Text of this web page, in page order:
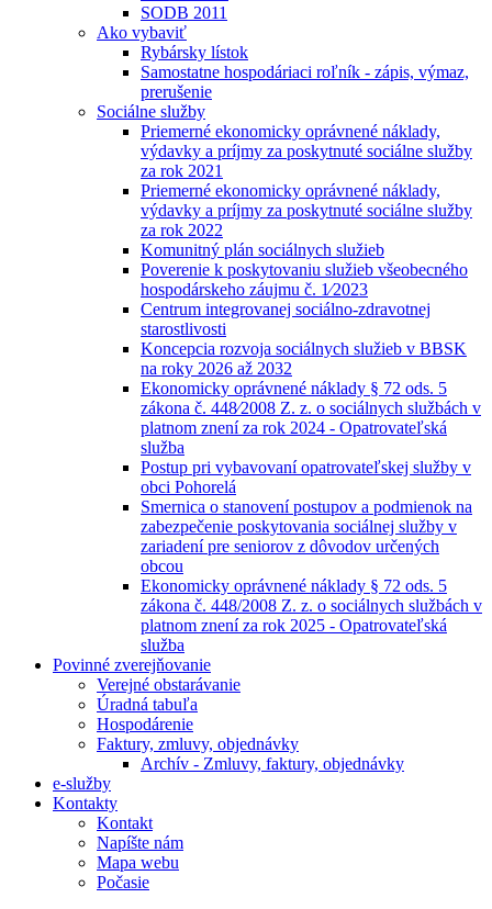
SODB 2011
Ako vybaviť
Rybársky lístok
Samostatne hospodáriaci roľník - zápis, výmaz,
prerušenie
Sociálne služby
Priemerné ekonomicky oprávnené náklady,
výdavky a príjmy za poskytnuté sociálne služby
za rok 2021
Priemerné ekonomicky oprávnené náklady,
výdavky a príjmy za poskytnuté sociálne služby
za rok 2022
Komunitný plán sociálnych služieb
Poverenie k poskytovaniu služieb všeobecného
hospodárskeho záujmu č. 1⁄2023
Centrum integrovanej sociálno-zdravotnej
starostlivosti
Koncepcia rozvoja sociálnych služieb v BBSK
na roky 2026 až 2032
Ekonomicky oprávnené náklady § 72 ods. 5
zákona č. 448⁄2008 Z. z. o sociálnych službách v
platnom znení za rok 2024 - Opatrovateľská
služba
Postup pri vybavovaní opatrovateľskej služby v
obci Pohorelá
Smernica o stanovení postupov a podmienok na
zabezpečenie poskytovania sociálnej služby v
zariadení pre seniorov z dôvodov určených
obcou
Ekonomicky oprávnené náklady § 72 ods. 5
zákona č. 448/2008 Z. z. o sociálnych službách v
platnom znení za rok 2025 - Opatrovateľská
služba
Povinné zverejňovanie
Verejné obstarávanie
Úradná tabuľa
Hospodárenie
Faktury, zmluvy, objednávky
Archív - Zmluvy, faktury, objednávky
e-služby
Kontakty
Kontakt
Napíšte nám
Mapa webu
Počasie